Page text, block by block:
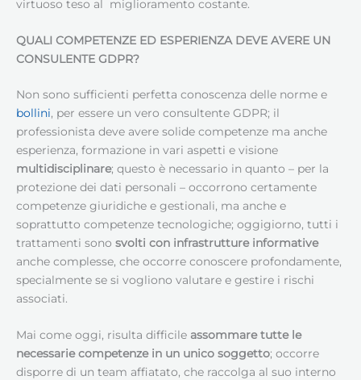
virtuoso teso al miglioramento costante.
QUALI COMPETENZE ED ESPERIENZA DEVE AVERE UN
CONSULENTE GDPR?
Non sono sufficienti perfetta conoscenza delle norme e
bollini, per essere un vero consultente GDPR; il
professionista deve avere solide competenze ma anche
esperienza, formazione in vari aspetti e visione
multidisciplinare; questo è necessario in quanto – per la
protezione dei dati personali – occorrono certamente
competenze giuridiche e gestionali, ma anche e
soprattutto competenze tecnologiche; oggigiorno, tutti i
trattamenti sono svolti con infrastrutture informative
anche complesse, che occorre conoscere profondamente,
specialmente se si vogliono valutare e gestire i rischi
associati.
Mai come oggi, risulta difficile assommare tutte le
necessarie competenze in un unico soggetto; occorre
disporre di un team affiatato, che raccolga al suo interno